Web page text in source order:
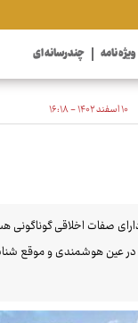
ویژه نامه چندرسانه ای
۱۰ اسفند ۱۴۰۲ - ۱۶:۱۸
صفات اخلاقی
در عین هوشمندی و موقع